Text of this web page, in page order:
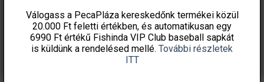
Válogass a PecaPláza kereskedőnk termékei közül
20.000 Ft feletti értékben, és automatikusan egy
6990 Ft értékű Fishinda VIP Club baseball sapkát
is küldünk a rendelésed mellé. További részletek
ITT